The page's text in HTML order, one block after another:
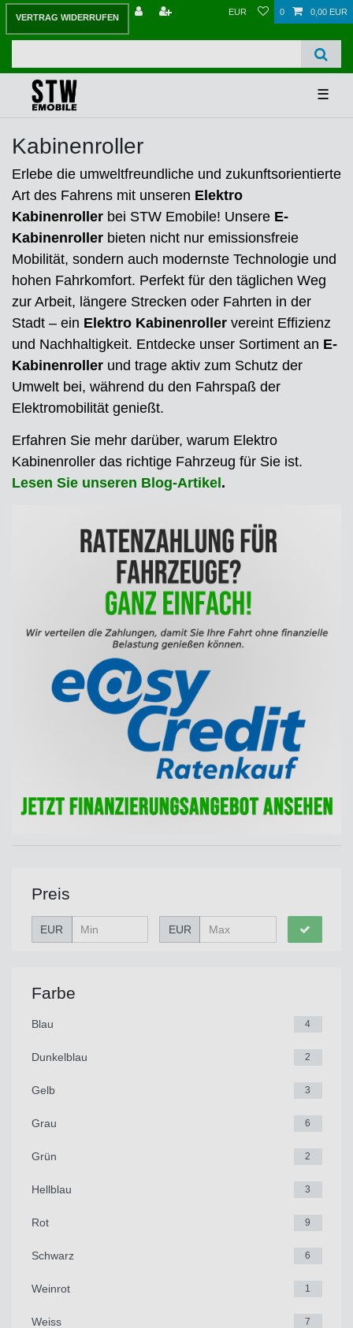
VERTRAG WIDERRUFEN
EUR 0 0,00 EUR
☰
Kabinenroller
Erlebe die umweltfreundliche und zukunftsorientierte
Art des Fahrens mit unseren Elektro
Kabinenroller bei STW Emobile! Unsere E-
Kabinenroller bieten nicht nur emissionsfreie
Mobilität, sondern auch modernste Technologie und
hohen Fahrkomfort. Perfekt für den täglichen Weg
zur Arbeit, längere Strecken oder Fahrten in der
Stadt – ein Elektro Kabinenroller vereint Effizienz
und Nachhaltigkeit. Entdecke unser Sortiment an E-
Kabinenroller und trage aktiv zum Schutz der
Umwelt bei, während du den Fahrspaß der
Elektromobilität genießt.
Erfahren Sie mehr darüber, warum Elektro
Kabinenroller das richtige Fahrzeug für Sie ist.
Lesen Sie unseren Blog-Artikel.
Preis
EUR EUR
Farbe
Blau 4
Dunkelblau 2
Gelb 3
Grau 6
Grün 2
Hellblau 3
Rot 9
Schwarz 6
Weinrot 1
Weiss 7